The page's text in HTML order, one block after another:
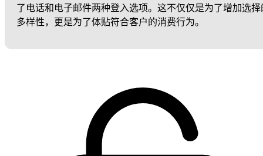
了电话和电子邮件两种登入选项。这不仅仅是为了增加选择
多样性，更是为了体贴符合客户的消费行为。